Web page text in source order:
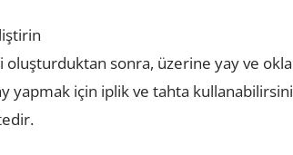
oluşturduktan sonra, üzerine yay ve
yapmak için iplik ve tahta